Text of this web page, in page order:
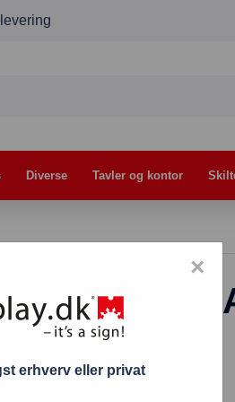
Diverse Tavler og kontor
Disk
erhverv eller privat
×